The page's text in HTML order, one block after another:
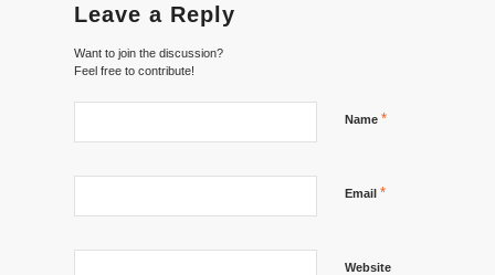
Leave a Reply
Want to join the discussion?
Feel free to contribute!
Name *
Email *
Website